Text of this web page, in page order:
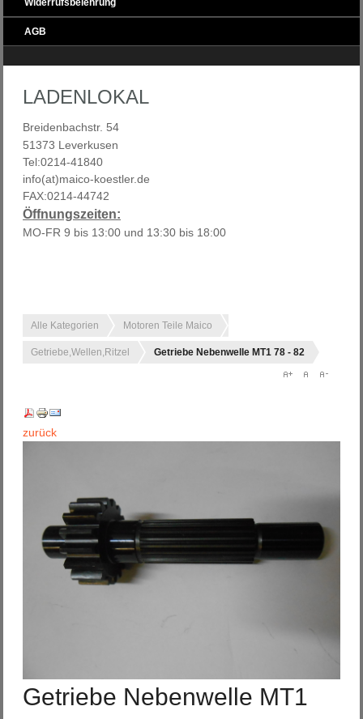
Widerrufsbelehrung
AGB
LADENLOKAL
Breidenbachstr. 54
51373 Leverkusen
Tel:0214-41840
info(at)maico-koestler.de
FAX:0214-44742
Öffnungszeiten:
MO-FR 9 bis 13:00 und 13:30 bis 18:00
Alle Kategorien Motoren Teile Maico
Getriebe,Wellen,Ritzel Getriebe Nebenwelle MT1 78 - 82
zurück
Getriebe Nebenwelle MT1